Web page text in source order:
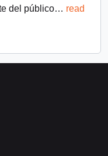
del público… read